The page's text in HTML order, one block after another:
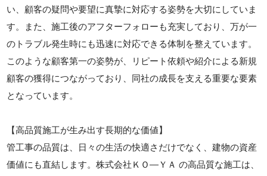
い、顧客の疑問や要望に真摯に対応する姿勢を大切にしていま
す。また、施工後のアフターフォローも充実しており、万が一
のトラブル発生時にも迅速に対応できる体制を整えています。
このような顧客第一の姿勢が、リピート依頼や紹介による新規
顧客の獲得につながっており、同社の成長を支える重要な要素
となっています。
【高品質施工が生み出す長期的な価値】
管工事の品質は、日々の生活の快適さだけでなく、建物の資産
価値にも直結します。株式会社ＫＯ―ＹＡ の高品質な施工は、